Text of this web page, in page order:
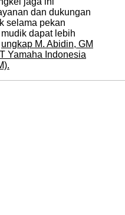
dan dukungan
selama pekan
dapat lebih
ungkap M. Abidin, GM
Yamaha Indonesia